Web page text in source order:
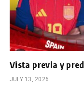
Vista previa y
JULY 13, 2026